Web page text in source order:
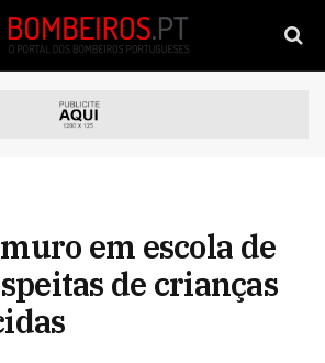
em escola de
de crianças